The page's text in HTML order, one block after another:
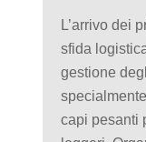
L’arrivo dei
sfida
gestione
capi pesanti